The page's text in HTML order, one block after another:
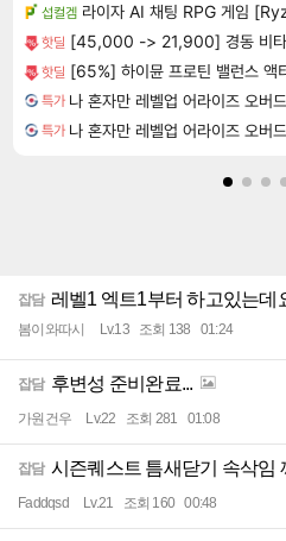
섭컬겜 라이자 AI 채팅 RPG 게임
핫딜 [45,000 -> 21,900] 경동 비
핫딜 [65%] 하이뮨 프로틴 밸런스 액티
특가
특가
잡담 레벨1 엑트1부터 하고있는데
봄이와따시 Lv.13 조회 138 01:24
잡담 후변성 준비완료...
가원건우 Lv.22 조회 281 01:08
잡담 시즌퀘스트 틈새닫기 속삭임
Faddqsd Lv.21 조회 160 00:48